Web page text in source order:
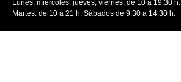
Lunes, miércoles, jueves, viernes: de 10 a 19.30 h.
Martes: de 10 a 21 h. Sábados de 9.30 a 14.30 h.